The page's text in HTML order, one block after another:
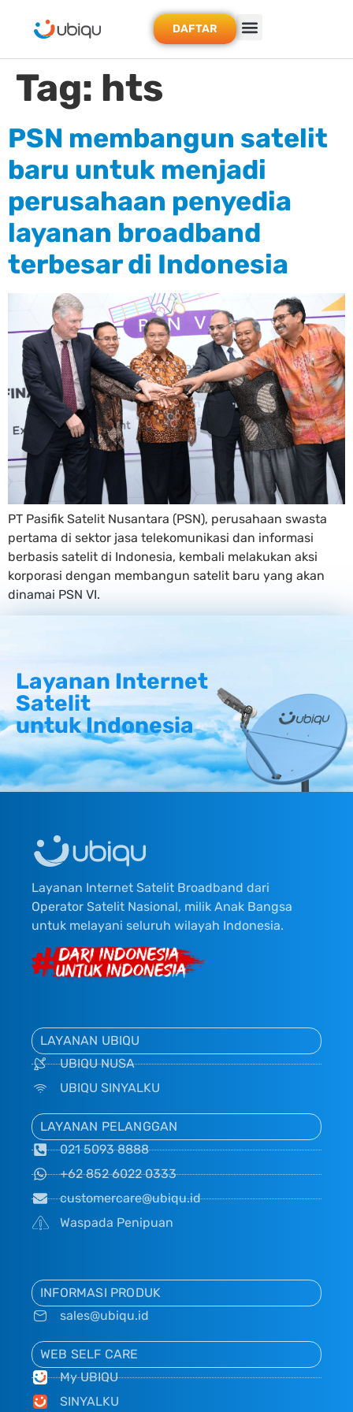
DAFTAR
Tag: hts
PSN membangun satelit
baru untuk menjadi
perusahaan penyedia
layanan broadband
terbesar di Indonesia
PT Pasifik Satelit Nusantara (PSN), perusahaan swasta
pertama di sektor jasa telekomunikasi dan informasi
berbasis satelit di Indonesia, kembali melakukan aksi
korporasi dengan membangun satelit baru yang akan
dinamai PSN VI.
Layanan Internet
Satelit
untuk Indonesia
Layanan Internet Satelit Broadband dari
Operator Satelit Nasional, milik Anak Bangsa
untuk melayani seluruh wilayah Indonesia.
LAYANAN UBIQU
UBIQU NUSA
UBIQU SINYALKU
LAYANAN PELANGGAN
021 5093 8888
+62 852 6022 0333
customercare@ubiqu.id
Waspada Penipuan
INFORMASI PRODUK
sales@ubiqu.id
WEB SELF CARE
My UBIQU
SINYALKU